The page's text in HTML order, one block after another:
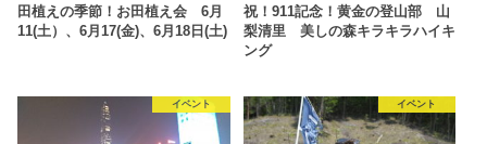
田植えの季節！お田植え会 6月
11(土）、6月17(金)、6月18日(土)
祝！911記念！黄金の登山部 山
梨清里 美しの森キラキラハイキ
ング
イベント イベント